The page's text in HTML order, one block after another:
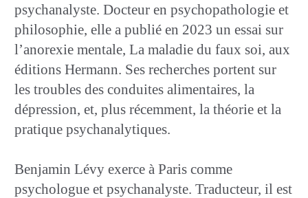
psychanalyste. Docteur en psychopathologie et
philosophie, elle a publié en 2023 un essai sur
l’anorexie mentale, La maladie du faux soi, aux
éditions Hermann. Ses recherches portent sur
les troubles des conduites alimentaires, la
dépression, et, plus récemment, la théorie et la
pratique psychanalytiques.
Benjamin Lévy exerce à Paris comme
psychologue et psychanalyste. Traducteur, il est